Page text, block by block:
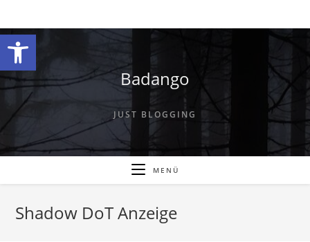
Werkzeugleiste öffnen
Inhalt
springen
Badango
JUST BLOGGING
MENÜ
Shadow DoT Anzeige